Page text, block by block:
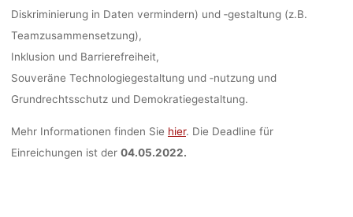
Diskriminierung in Daten vermindern) und ‑gestaltung (z.B.
Teamzusammensetzung),
Inklusion und Barrierefreiheit,
Souveräne Technologiegestaltung und ‑nutzung und
Grundrechtsschutz und Demokratiegestaltung.
Mehr Informationen finden Sie hier. Die Deadline für
Einreichungen ist der 04.05.2022.